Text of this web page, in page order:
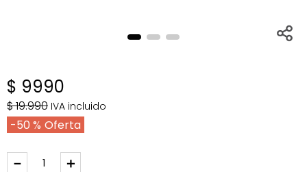
$ 9990
$19.990 IVA incluido
50 %
＋
－